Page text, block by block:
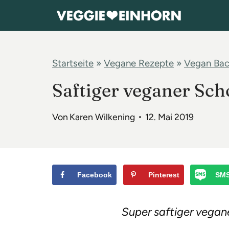
Startseite » Vegane Rezepte » Vegan
Saftiger veganer
Von Karen Wilkening 12. Mai 2019
Facebook Pinterest
Super saftiger